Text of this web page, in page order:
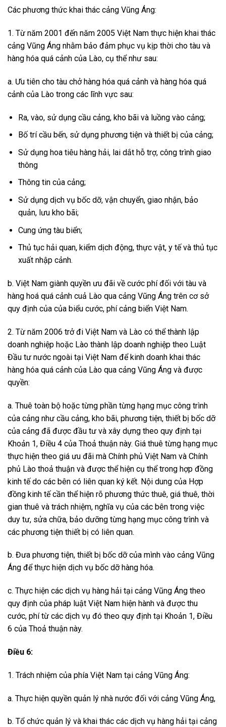
Các phương thức khai thác cảng Vũng Áng:
1. Từ năm 2001 đến năm 2005 Việt Nam thực hiện khai thác
cảng Vũng Áng nhằm bảo đảm phục vụ kịp thời cho tàu và
hàng hóa quá cảnh của Lào, cụ thể như sau:
a. Ưu tiên cho tàu chở hàng hóa quá cảnh và hàng hóa quá
cảnh của Lào trong các lĩnh vực sau:
Ra, vào, sử dụng cầu cảng, kho bãi và luồng vào cảng;
Bố trí cầu bến, sử dụng phương tiện và thiết bị của cảng;
Sử dụng hoa tiêu hàng hải, lai dắt hỗ trợ, công trình giao
thông
Thông tin của cảng;
Sử dụng dịch vụ bốc dỡ, vận chuyển, giao nhận, bảo
quản, lưu kho bãi;
Cung ứng tàu biển;
Thủ tục hải quan, kiểm dịch động, thực vật, y tế và thủ tục
xuất nhập cảnh.
b. Việt Nam giành quyền ưu đãi về cước phí đối với tàu và
hàng hoá quá cảnh cuả Lào qua cảng Vũng Áng trên cơ sở
quy định của của biểu cước, phí cảng biển Việt Nam.
2. Từ năm 2006 trở đi Việt Nam và Lào có thể thành lập
doanh nghiệp hoặc Lào thành lập doanh nghiệp theo Luật
Đầu tư nước ngoài tại Việt Nam để kinh doanh khai thác
hàng hóa quá cảnh của Lào qua cảng Vũng Áng và được
quyền:
a. Thuê toàn bộ hoặc từng phần từng hạng mục công trình
của cảng như cầu cảng, kho bãi, phương tiện, thiết bị bốc dỡ
của cảng đã được đầu tư và xây dựng theo quy định tại
Khoản 1, Điều 4 của Thoả thuận này. Giá thuê từng hạng mục
thực hiện theo giá ưu đãi mà Chính phủ Việt Nam và Chính
phủ Lào thoả thuận và được thể hiện cụ thể trong hợp đồng
kinh tế do các bên có liên quan ký kết. Nội dung của Hợp
đồng kinh tế cần thể hiện rõ phương thức thuê, giá thuê, thời
gian thuê và trách nhiệm, nghĩa vụ của các bên trong việc
duy tư, sửa chữa, bảo dưỡng từng hạng mục công trình và
các phương tiện thiết bị có liên quan.
b. Đưa phương tiện, thiết bị bốc dỡ của mình vào cảng Vũng
Áng để thực hiện dịch vụ bốc dỡ hàng hóa.
c. Thực hiện các dịch vụ hàng hải tại cảng Vũng Áng theo
quy định của pháp luật Việt Nam hiện hành và được thu
cước, phí từ các dịch vụ đó theo quy định tại Khoản 1, Điều
6 của Thoả thuận này.
Điều 6:
1. Trách nhiệm của phía Việt Nam tại cảng Vũng Áng:
a. Thực hiện quyền quản lý nhà nước đối với cảng Vũng Áng,
b. Tổ chức quản lý và khai thác các dịch vụ hàng hải tại cảng